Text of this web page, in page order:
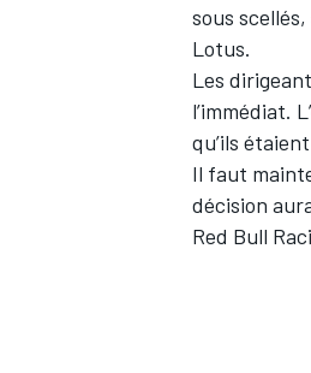
AUTRES
sous
Lotus.
Les
l’immédiat.
qu’ils
Il faut
décision
Red Bull